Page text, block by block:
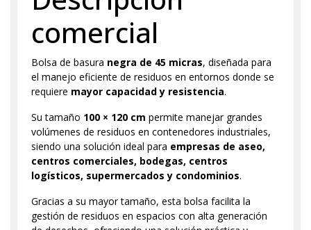
comercial
Bolsa de basura negra de 45 micras, diseñada para
el manejo eficiente de residuos en entornos donde se
requiere mayor capacidad y resistencia.
Su tamaño 100 × 120 cm permite manejar grandes
volúmenes de residuos en contenedores industriales,
siendo una solución ideal para empresas de aseo,
centros comerciales, bodegas, centros
logísticos, supermercados y condominios.
Gracias a su mayor tamaño, esta bolsa facilita la
gestión de residuos en espacios con alta generación